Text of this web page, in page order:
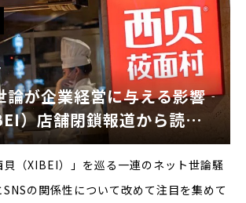
通販は売上高1,000億台湾ドルの大
が企業経営に与える影響 ――
）店舗閉鎖報道から読み
場のリスク
（XIBEI）」を巡る一連のネット世論騒
の関係性について改めて注目を集めて